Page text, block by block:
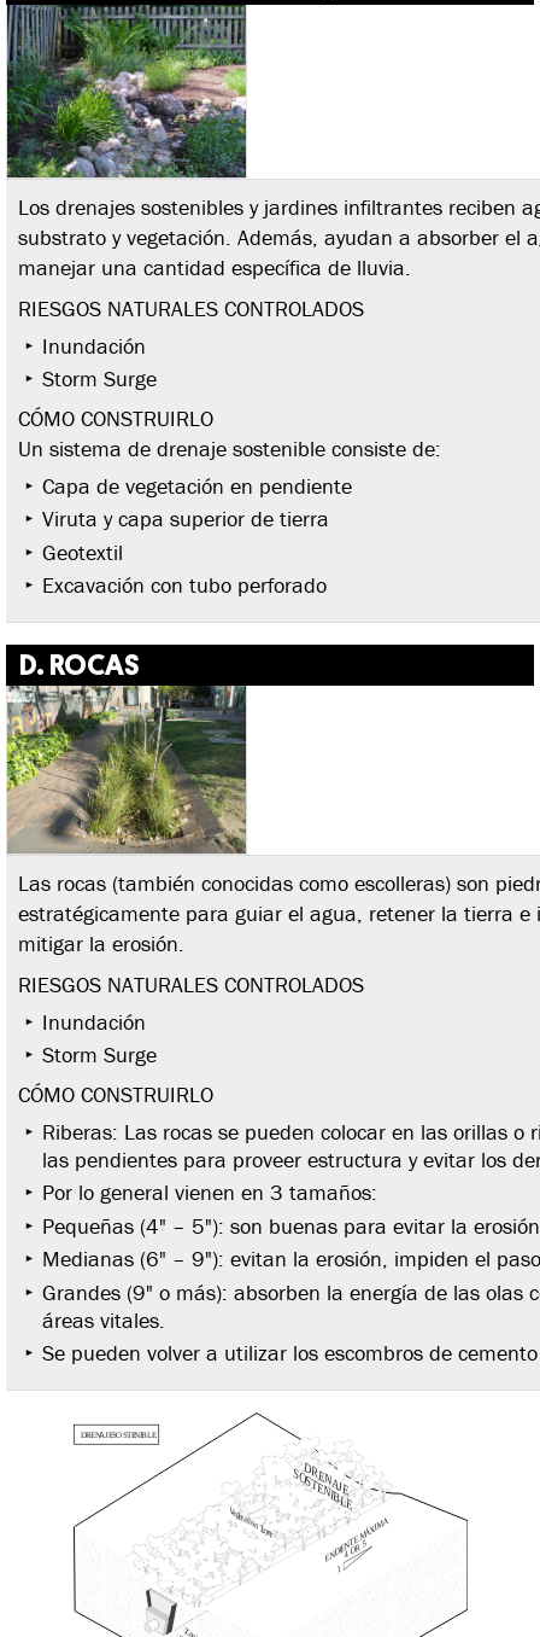
Los drenajes sostenibles y jardines infiltrantes reciben
substrato y vegetación. Además, ayudan a absorber el
manejar una cantidad específica de lluvia.
RIESGOS NATURALES CONTROLADOS
Inundación
Storm Surge
CÓMO CONSTRUIRLO
Un sistema de drenaje sostenible consiste de:
Capa de vegetación en pendiente
Viruta y capa superior de tierra
Geotextil
Excavación con tubo perforado
D. ROCAS
Las rocas (también conocidas como escolleras) son
estratégicamente para guiar el agua, retener la tierra e
mitigar la erosión.
RIESGOS NATURALES CONTROLADOS
Inundación
Storm Surge
CÓMO CONSTRUIRLO
Riberas: Las rocas se pueden colocar en las orillas
las pendientes para proveer estructura y evitar los
Por lo general vienen en 3 tamaños:
Pequeñas (4" – 5"): son buenas para evitar la
Medianas (6" – 9"): evitan la erosión, impiden el
Grandes (9" o más): absorben la energía de las olas
áreas vitales.
Se pueden volver a utilizar los escombros de